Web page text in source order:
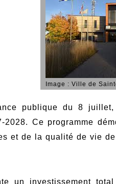
Image : Ville de
publique du 8
2028. Ce programme
et de la qualité de vie
un investissement